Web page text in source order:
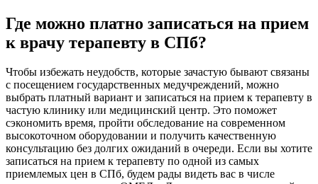
Где можно платно записаться на прием
к врачу терапевту в СПб?
Чтобы избежать неудобств, которые зачастую бывают связаны
с посещением государственных медучреждений, можно
выбрать платный вариант и записаться на прием к терапевту в
частую клинику или медицинский центр. Это поможет
сэкономить время, пройти обследование на современном
высокоточном оборудовании и получить качественную
консультацию без долгих ожиданий в очереди. Если вы хотите
записаться на прием к терапевту по одной из самых
приемлемых цен в СПб, будем рады видеть вас в числе